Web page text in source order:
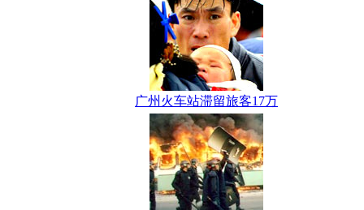
广州火车站滞留旅客17万